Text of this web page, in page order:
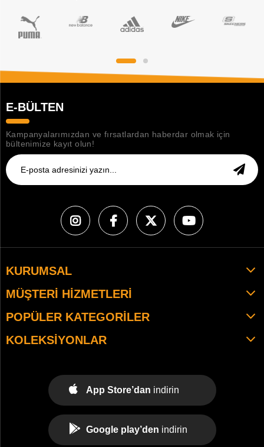
E-BÜLTEN
Kampanyalarımızdan ve fırsatlardan haberdar olmak için
bültenimize kayıt olun!
KURUMSAL
MÜŞTERI HIZMETLERI
POPÜLER KATEGORILER
KOLEKSIYONLAR
App Store’dan indirin
Google play’den indirin